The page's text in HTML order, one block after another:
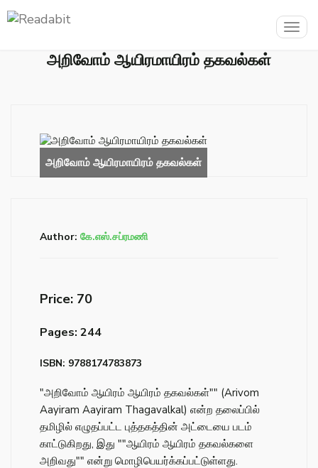
அறிவோம் ஆயிரமாயிரம் தகவல்கள்
Author: கே.எஸ்.சப்ரமணி
Price: ₹70
Pages: 244
ISBN: 9788174783873
"அறிவோம் ஆயிரம் ஆயிரம் தகவல்கள்"" (Arivom
Aayiram Aayiram Thagavalkal) என்ற தலைப்பில்
தமிழில் எழுதப்பட்ட புத்தகத்தின் அட்டையை படம்
காட்டுகிறது, இது ""ஆயிரம் ஆயிரம் தகவல்களை
அறிவது"" என்று மொழிபெயர்க்கப்பட்டுள்ளது.